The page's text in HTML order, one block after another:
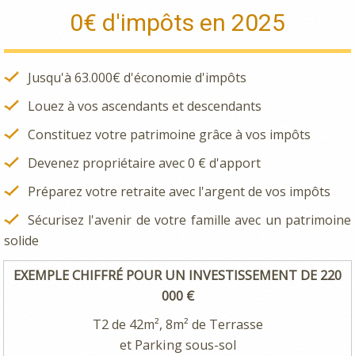
0€ d'impôts en 2025
Jusqu'à 63.000€ d'économie d'impôts
Louez à vos ascendants et descendants
Constituez votre patrimoine grâce à vos impôts
Devenez propriétaire avec 0 € d'apport
Préparez votre retraite avec l'argent de vos impôts
Sécurisez l'avenir de votre famille avec un patrimoine
solide
EXEMPLE CHIFFRÉ POUR UN INVESTISSEMENT DE 220
000 €
T2 de 42m², 8m² de Terrasse
et Parking sous-sol